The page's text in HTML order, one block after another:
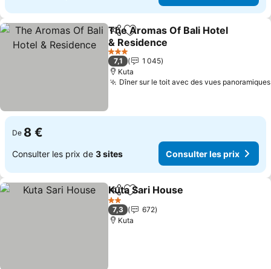
PartagerAjouter à mes favoris
The Aromas Of Bali Hotel
& Residence
Consulter les prix
3 Étoiles
7,1
1 045
Kuta
Dîner sur le toit avec des vues panoramiques
De 8 €
Consulter les prix de 3 sites Consulter les prix
PartagerAjouter à mes favoris
Kuta Sari House
2 Étoiles
7,3
672
Kuta